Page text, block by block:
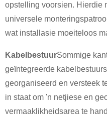
opstelling voorsien. Hierdie
universele
wat installasie moeiteloos
KabelbestuurSommige
geïntegreerde
georganiseerd en versteek
in staat om 'n netjiese en
vermaaklikheidsarea te
Ek is
CHARM se kliënt
VERIFIEER JOU
Voer asseblief u huidige
verifieer dat u 'n regte
Ons het u versoek